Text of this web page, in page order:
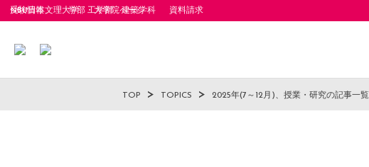
NBU日本文理大学 工学部 建築学科
受験情報 学部・大学院ページ 資料請求
TOP TOPICS 2025年(7～12月)、授業・研究の記事一覧